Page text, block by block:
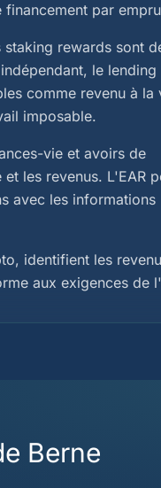
par
rewards sont
le lending
comme revenu à la
imposable.
vie et avoirs de
les revenus. L'EAR
avec les informations
identifient les
aux exigences de
Berne